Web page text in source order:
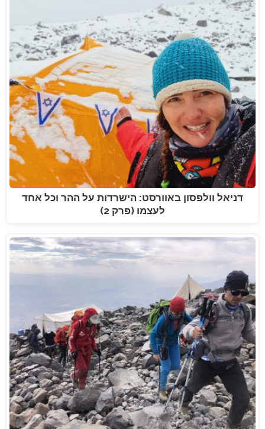
דניאל וולפסון באוורסט: הישרדות על ההר וכל אחד
לעצמו (פרק 2)